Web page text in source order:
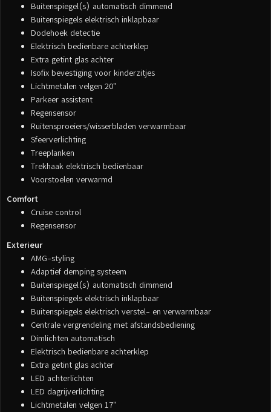
Buitenspiegel(s) automatisch dimmend
Buitenspiegels elektrisch inklapbaar
Dodehoek detectie
Elektrisch bedienbare achterklep
Extra getint glas achter
Isofix bevestiging voor kinderzitjes
Lichtmetalen velgen 20"
Parkeer assistent
Regensensor
Ruitensproeiers/wisserbladen verwarmbaar
Sfeerverlichting
Treeplanken
Trekhaak elektrisch bedienbaar
Voorstoelen verwarmd
Comfort
Cruise control
Regensensor
Exterieur
AMG-styling
Adaptief demping systeem
Buitenspiegel(s) automatisch dimmend
Buitenspiegels elektrisch inklapbaar
Buitenspiegels elektrisch verstel- en verwarmbaar
Centrale vergrendeling met afstandsbediening
Dimlichten automatisch
Elektrisch bedienbare achterklep
Extra getint glas achter
LED achterlichten
LED dagrijverlichting
Lichtmetalen velgen 17"